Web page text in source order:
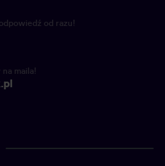
od razu!
maila!